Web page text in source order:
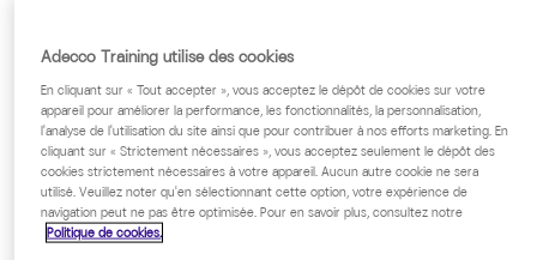
durée (nous consulter)
Prix
Sur devis, nous consulter.
Public cible
Toute personne qui souhaite créer
Adecco Training utilise des cookies
En cliquant sur « Tout accepter », vous acceptez le dépôt de cookies sur votre
appareil pour améliorer la performance, les fonctionnalités, la personnalisation,
l'analyse de l'utilisation du site ainsi que pour contribuer à nos efforts marketing. En
cliquant sur « Strictement nécessaires », vous acceptez seulement le dépôt des
cookies strictement nécessaires à votre appareil. Aucun autre cookie ne sera
utilisé. Veuillez noter qu'en sélectionnant cette option, votre expérience de
navigation peut ne pas être optimisée. Pour en savoir plus, consultez notre
Politique de cookies.